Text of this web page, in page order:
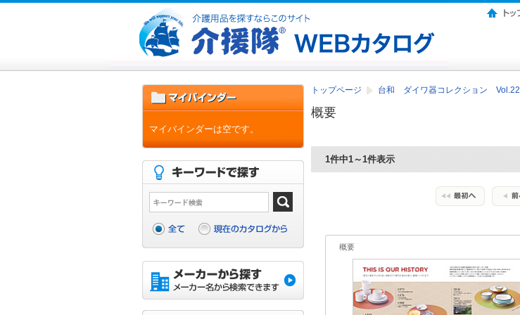
トップページ 台和 ダイワ器コレクション Vol.22
概要
1件中1～1件表示
概要
マイバインダーは空です。